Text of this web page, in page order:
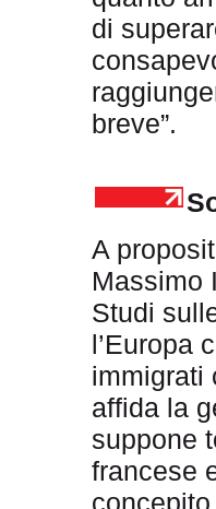
di
breve”.
A
Massimo
Studi
l’Europa
immigrati
affida la
suppone
francese